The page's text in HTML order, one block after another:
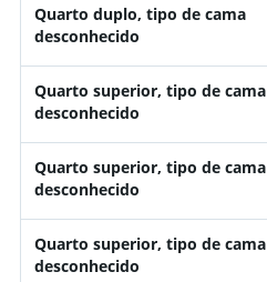
Quarto duplo, tipo de cama
desconhecido
Quarto superior, tipo de cama
desconhecido
Quarto superior, tipo de cama
desconhecido
Quarto superior, tipo de cama
desconhecido